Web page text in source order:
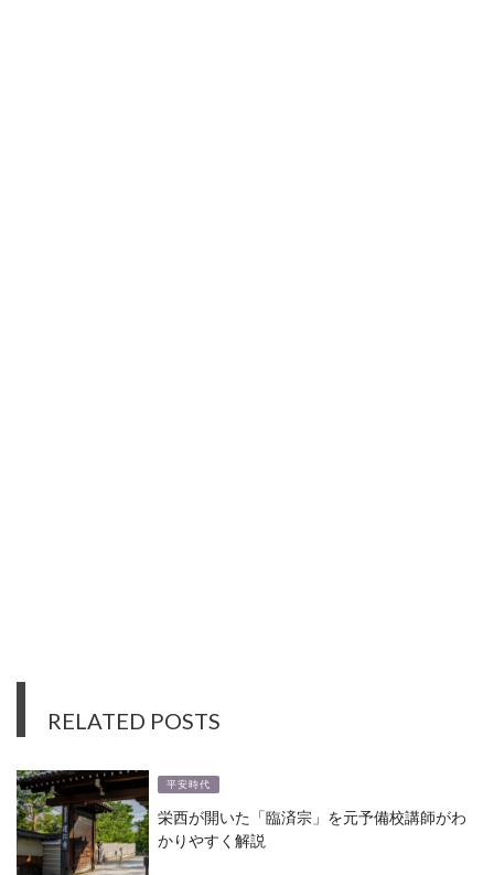
RELATED POSTS
平安時代
栄西が開いた「臨済宗」を元予備校講師がわ
かりやすく解説